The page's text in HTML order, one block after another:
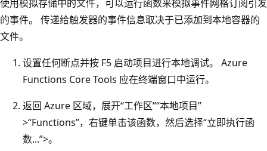
使用模拟存储中的文件，可以运行函数来模拟事件网格订阅引发
的事件。 传递给触发器的事件信息取决于已添加到本地容器的
文件。
设置任何断点并按 F5 启动项目进行本地调试。 Azure
Functions Core Tools 应在终端窗口中运行。
返回 Azure 区域，展开“工作区”“本地项目”
>“Functions”，右键单击该函数，然后选择“立即执行函
数...”>。